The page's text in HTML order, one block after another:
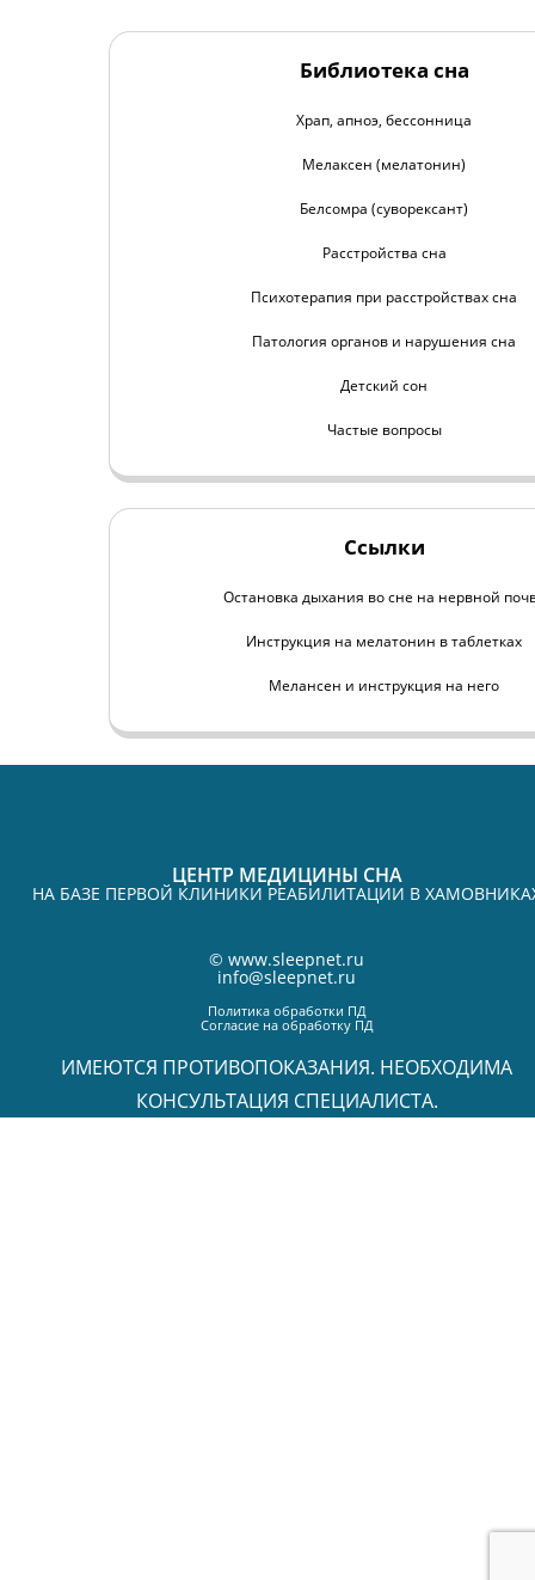
Библиотека сна
Храп, апноэ, бессонница
Мелаксен (мелатонин)
Белсомра (суворексант)
Расстройства сна
Психотерапия при расстройствах сна
Патология органов и нарушения сна
Детский сон
Частые вопросы
Ссылки
Остановка дыхания во сне на нервной
Инструкция на мелатонин в таблетках
Мелансен и инструкция на него
ЦЕНТР МЕДИЦИНЫ СНА
НА БАЗЕ ПЕРВОЙ КЛИНИКИ РЕАБИЛИТАЦИИ В
© www.sleepnet.ru
info@sleepnet.ru
Политика обработки ПД
Согласие на обработку ПД
ИМЕЮТСЯ ПРОТИВОПОКАЗАНИЯ. НЕОБХОДИМА
КОНСУЛЬТАЦИЯ СПЕЦИАЛИСТА.